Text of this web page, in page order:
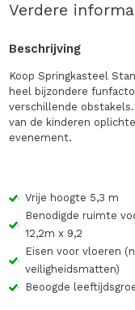
Verdere
Beschrijving
Koop Springkasteel
heel bijzondere
verschillende
van de kinderen
evenement.
Vrije hoogte 5,3 m
Benodigde ruimte
12,2m x 9,2
Eisen voor vloeren
veiligheidsmatten)
Beoogde